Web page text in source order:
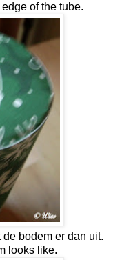
of the tube.
bodem er dan uit.
looks like.